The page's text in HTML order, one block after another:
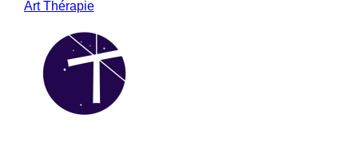
Art Thérapie